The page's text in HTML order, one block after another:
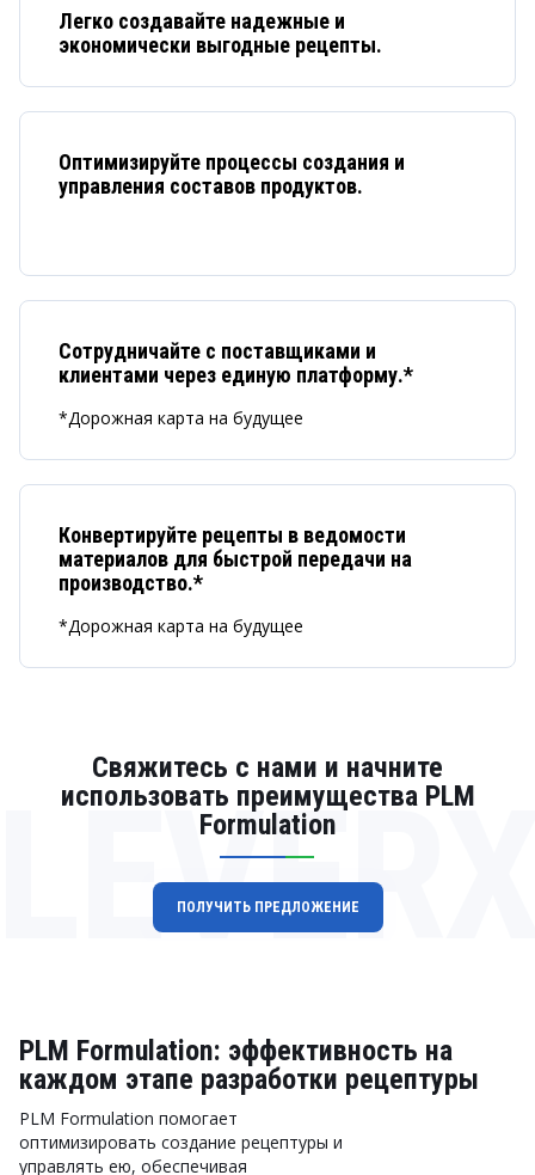
Легко создавайте надежные и
экономически выгодные рецепты.
Оптимизируйте процессы создания и
управления составов продуктов.
Сотрудничайте с поставщиками и
клиентами через единую платформу.*
*Дорожная карта на будущее
Конвертируйте рецепты в ведомости
материалов для быстрой передачи на
производство.*
*Дорожная карта на будущее
Свяжитесь с нами и начните
использовать преимущества PLM
Formulation
ПОЛУЧИТЬ ПРЕДЛОЖЕНИЕ
PLM Formulation: эффективность на
каждом этапе разработки рецептуры
PLM Formulation помогает
оптимизировать создание рецептуры и
управлять ею, обеспечивая